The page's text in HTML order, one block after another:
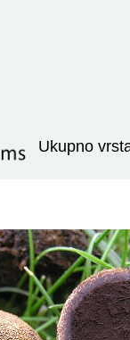
Ukupno
niže takse: